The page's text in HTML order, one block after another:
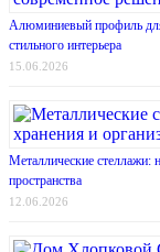
Алюминиевый профиль
стильного интерьера
15.06.2026
Металлические стеллажи:
пространства
12.06.2026